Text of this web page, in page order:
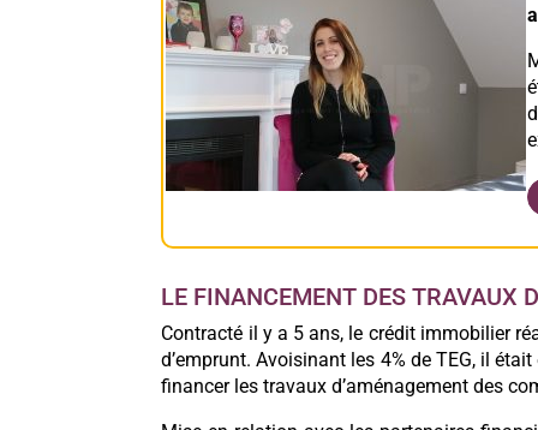
LE FINANCEMENT DES TRAVAUX
Contracté il y a 5 ans, le crédit immobilier
d’emprunt. Avoisinant les 4% de TEG, il
financer les travaux d’aménagement des